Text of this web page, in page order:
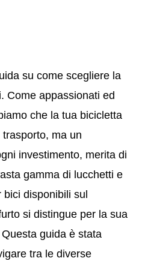
su come scegliere la
Come appassionati ed
che la tua bicicletta
ma un
investimento, merita di
gamma di lucchetti e
disponibili sul
si distingue per la sua
guida è stata
tra le diverse